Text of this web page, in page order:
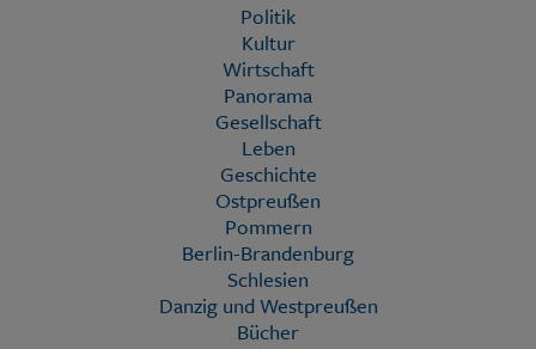
Politik
Kultur
Wirtschaft
Panorama
Gesellschaft
Leben
Geschichte
Ostpreußen
Pommern
Berlin-Brandenburg
Schlesien
Danzig und Westpreußen
Bücher